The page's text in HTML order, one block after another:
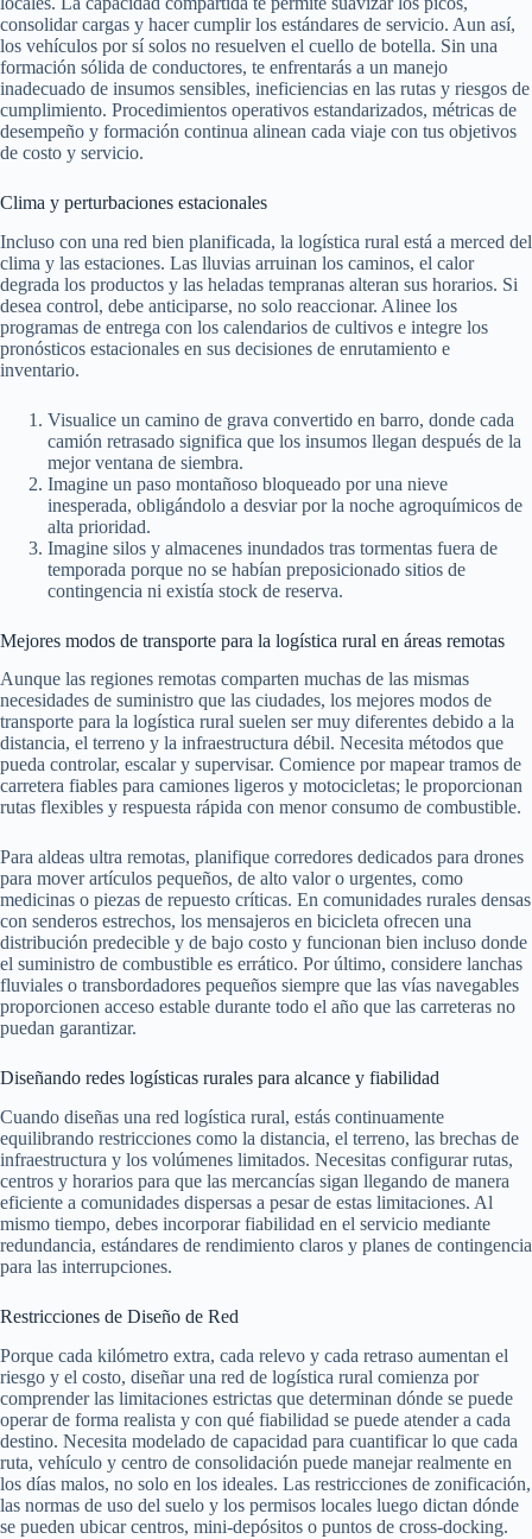
consolidar cargas y hacer cumplir los estándares de servicio. Aun así,
los vehículos por sí solos no resuelven el cuello de botella. Sin una
formación sólida de conductores, te enfrentarás a un manejo
inadecuado de insumos sensibles, ineficiencias en las rutas y riesgos de
cumplimiento. Procedimientos operativos estandarizados, métricas de
desempeño y formación continua alinean cada viaje con tus objetivos
de costo y servicio.
Clima y perturbaciones estacionales
Incluso con una red bien planificada, la logística rural está a merced del
clima y las estaciones. Las lluvias arruinan los caminos, el calor
degrada los productos y las heladas tempranas alteran sus horarios. Si
desea control, debe anticiparse, no solo reaccionar. Alinee los
programas de entrega con los calendarios de cultivos e integre los
pronósticos estacionales en sus decisiones de enrutamiento e
inventario.
Visualice un camino de grava convertido en barro, donde cada
camión retrasado significa que los insumos llegan después de la
mejor ventana de siembra.
Imagine un paso montañoso bloqueado por una nieve
inesperada, obligándolo a desviar por la noche agroquímicos de
alta prioridad.
Imagine silos y almacenes inundados tras tormentas fuera de
temporada porque no se habían preposicionado sitios de
contingencia ni existía stock de reserva.
Mejores modos de transporte para la logística rural en áreas remotas
Aunque las regiones remotas comparten muchas de las mismas
necesidades de suministro que las ciudades, los mejores modos de
transporte para la logística rural suelen ser muy diferentes debido a la
distancia, el terreno y la infraestructura débil. Necesita métodos que
pueda controlar, escalar y supervisar. Comience por mapear tramos de
carretera fiables para camiones ligeros y motocicletas; le proporcionan
rutas flexibles y respuesta rápida con menor consumo de combustible.
Para aldeas ultra remotas, planifique corredores dedicados para drones
para mover artículos pequeños, de alto valor o urgentes, como
medicinas o piezas de repuesto críticas. En comunidades rurales densas
con senderos estrechos, los mensajeros en bicicleta ofrecen una
distribución predecible y de bajo costo y funcionan bien incluso donde
el suministro de combustible es errático. Por último, considere lanchas
fluviales o transbordadores pequeños siempre que las vías navegables
proporcionen acceso estable durante todo el año que las carreteras no
puedan garantizar.
Diseñando redes logísticas rurales para alcance y fiabilidad
Cuando diseñas una red logística rural, estás continuamente
equilibrando restricciones como la distancia, el terreno, las brechas de
infraestructura y los volúmenes limitados. Necesitas configurar rutas,
centros y horarios para que las mercancías sigan llegando de manera
eficiente a comunidades dispersas a pesar de estas limitaciones. Al
mismo tiempo, debes incorporar fiabilidad en el servicio mediante
redundancia, estándares de rendimiento claros y planes de contingencia
para las interrupciones.
Restricciones de Diseño de Red
Porque cada kilómetro extra, cada relevo y cada retraso aumentan el
riesgo y el costo, diseñar una red de logística rural comienza por
comprender las limitaciones estrictas que determinan dónde se puede
operar de forma realista y con qué fiabilidad se puede atender a cada
destino. Necesita modelado de capacidad para cuantificar lo que cada
ruta, vehículo y centro de consolidación puede manejar realmente en
los días malos, no solo en los ideales. Las restricciones de zonificación,
las normas de uso del suelo y los permisos locales luego dictan dónde
se pueden ubicar centros, mini‑depósitos o puntos de cross‑docking.